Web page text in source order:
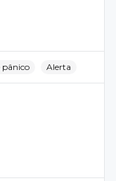
pânico Alerta